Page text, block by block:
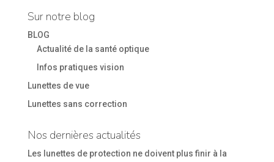
Sur notre blog
BLOG
Actualité de la santé optique
Infos pratiques vision
Lunettes de vue
Lunettes sans correction
Nos dernières actualités
Les lunettes de protection ne doivent plus finir à la